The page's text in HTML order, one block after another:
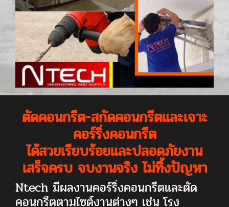
ตัดคอนกรีต-สกัดคอนกรีตและเจาะ
คอร์ริ่งคอนกรีต
ได้สวยเรียบร้อยและปลอดภัยงาน
เสร็จครบ จบงานจริง ไม่ทิ้งปัญหา
Ntech มีผลงานคอร์ริ่งคอนกรีตและตัด
คอนกรีตตามไซต์งานต่างๆ เช่น โรง